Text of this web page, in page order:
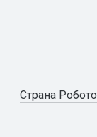
Страна